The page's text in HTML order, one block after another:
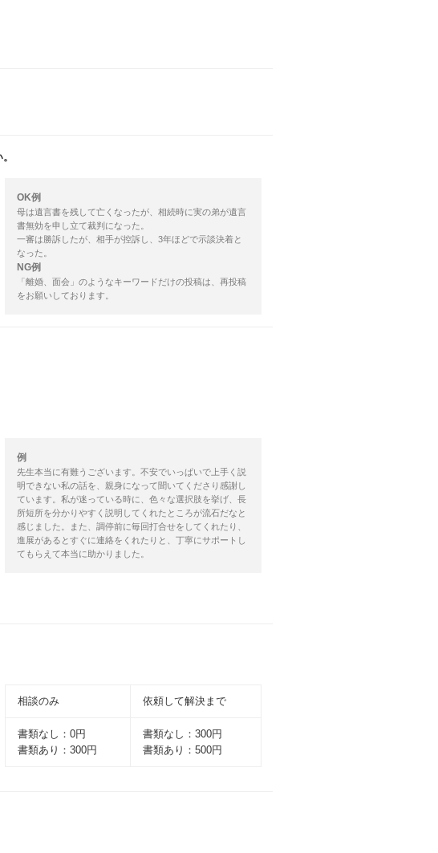
OK例
母は遺言書を残して亡くなったが、相続時に実の弟が遺言
書無効を申し立て裁判になった。
一審は勝訴したが、相手が控訴し、3年ほどで示談決着と
なった。
NG例
「離婚、面会」のようなキーワードだけの投稿は、再投稿
をお願いしております。
例
先生本当に有難うございます。不安でいっぱいで上手く説
明できない私の話を、親身になって聞いてくださり感謝し
ています。私が迷っている時に、色々な選択肢を挙げ、長
所短所を分かりやすく説明してくれたところが流石だなと
感じました。また、調停前に毎回打合せをしてくれたり、
進展があるとすぐに連絡をくれたりと、丁寧にサポートし
てもらえて本当に助かりました。
相談のみ 依頼して解決まで
書類なし：0円
書類あり：300円
書類なし：300円
書類あり：500円